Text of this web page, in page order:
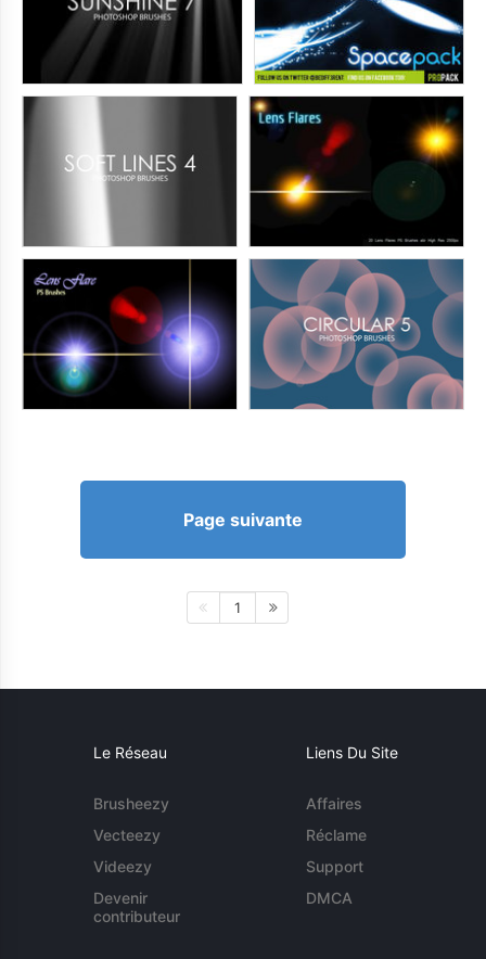
Page suivante
1
Le Réseau
Brusheezy
Vecteezy
Videezy
Devenir
contributeur
Liens Du Site
Affaires
Réclame
Support
DMCA